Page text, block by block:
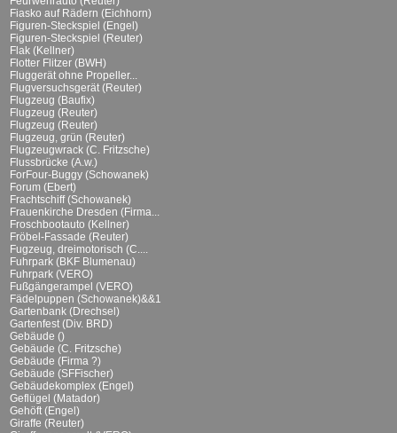
Fiasko auf Rädern (Eichhorn)
Figuren-Steckspiel (Engel)
Figuren-Steckspiel (Reuter)
Flak (Kellner)
Flotter Flitzer (BWH)
Fluggerät ohne Propeller...
Flugversuchsgerät (Reuter)
Flugzeug (Baufix)
Flugzeug (Reuter)
Flugzeug (Reuter)
Flugzeug, grün (Reuter)
Flugzeugwrack (C. Fritzsche)
Flussbrücke (A.w.)
ForFour-Buggy (Schowanek)
Forum (Ebert)
Frachtschiff (Schowanek)
Frauenkirche Dresden (Firma...
Froschbootauto (Kellner)
Fröbel-Fassade (Reuter)
Fugzeug, dreimotorisch (C....
Fuhrpark (BKF Blumenau)
Fuhrpark (VERO)
Fußgängerampel (VERO)
Fädelpuppen (Schowanek)&&1
Gartenbank (Drechsel)
Gartenfest (Div. BRD)
Gebäude ()
Gebäude (C. Fritzsche)
Gebäude (Firma ?)
Gebäude (SFFischer)
Gebäudekomplex (Engel)
Geflügel (Matador)
Gehöft (Engel)
Giraffe (Reuter)